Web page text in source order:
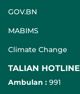
GOV.BN
MABIMS
Climate Change
TALIAN HOTLINE
Ambulan : 991